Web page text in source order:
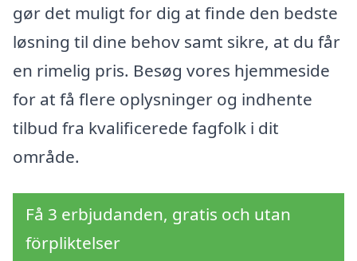
gør det muligt for dig at finde den bedste
løsning til dine behov samt sikre, at du får
en rimelig pris. Besøg vores hjemmeside
for at få flere oplysninger og indhente
tilbud fra kvalificerede fagfolk i dit
område.
Få 3 erbjudanden, gratis och utan
förpliktelser